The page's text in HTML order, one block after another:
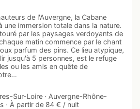
de l'Auvergne, la Cabane
une immersion totale dans la nature.
par les paysages verdoyants de
matin commence par le chant
parfum des pins. Ce lieu atypique,
jusqu'à 5 personnes, est le refuge
ou les amis en quête de
Sur-Loire · Auvergne-Rhône-
· À partir de 84 € / nuit